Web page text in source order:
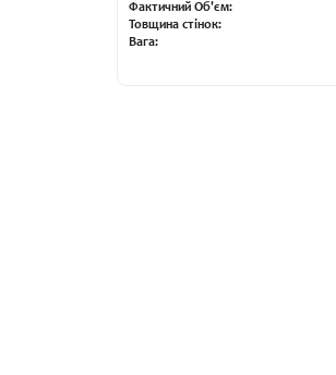
Фактичний Об'єм:
Товщина стінок:
Вага: